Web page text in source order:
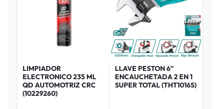
LIMPIADOR
ELECTRONICO 235 ML
QD AUTOMOTRIZ CRC
(10229260)
LLAVE PESTON 6″
ENCAUCHETADA 2 EN 1
SUPER TOTAL (THT1016S)